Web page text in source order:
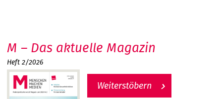
M – Das aktuelle Magazin
Heft 2/2026
Weiterstöbern